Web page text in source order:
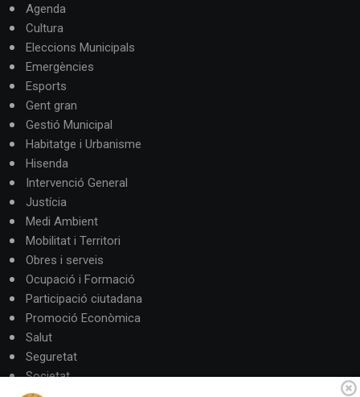
Agenda
Cultura
Eleccions Municipals
Emergències
Esports
Gent gran
Gestió Municipal
Habitatge i Urbanisme
Hisenda
Intervenció General
Justícia
Medi Ambient
Mobilitat i Territori
Obres i serveis
Ocupació i Formació
Participació ciutadana
Promoció Econòmica
Salut
Seguretat
Societat